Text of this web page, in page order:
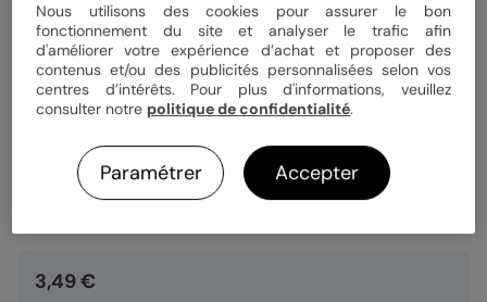
Format 12x17 cm
Quantité 1 carte
3,49 €
Nous utilisons des cookies pour assurer le bon
fonctionnement du site et analyser le trafic afin
d'améliorer votre expérience d’achat et proposer des
contenus et/ou des publicités personnalisées selon vos
centres d’intérêts. Pour plus d'informations, veuillez
consulter notre politique de confidentialité.
Paramétrer Accepter